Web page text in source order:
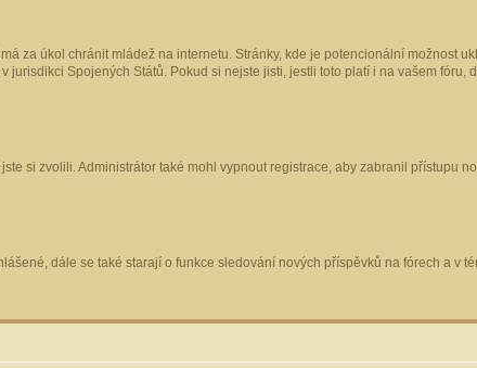
za úkol chránit mládež na internetu. Stránky, kde je potencionální možnost
Spojených Států. Pokud si nejste jisti, jestli toto platí i na vašem
si zvolili. Administrátor také mohl vypnout registrace, aby zabranil přístupu
dále se také starají o funkce sledování nových příspěvků na fórech a v